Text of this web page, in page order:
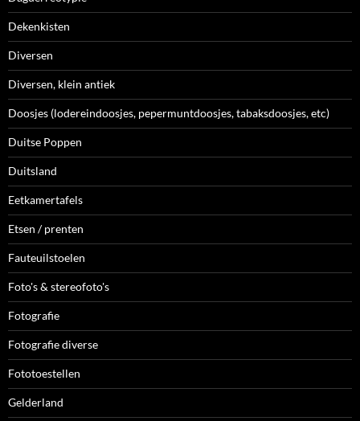
Dekenkisten
Diversen
Diversen, klein antiek
Doosjes (lodereindoosjes, pepermuntdoosjes, tabaksdoosjes, etc)
Duitse Poppen
Duitsland
Eetkamertafels
Etsen / prenten
Fauteuilstoelen
Foto's & stereofoto's
Fotografie
Fotografie diverse
Fototoestellen
Gelderland